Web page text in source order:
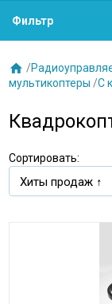
Фильтр
 /
мультикоптеры /С
Сортировать: